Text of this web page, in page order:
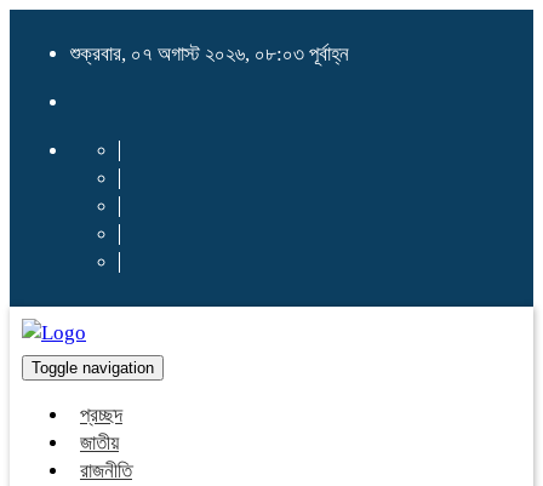
শুক্রবার, ০৭ অগাস্ট ২০২৬, ০৮:০৩ পূর্বাহ্ন
Toggle navigation
প্রচ্ছদ
জাতীয়
রাজনীতি